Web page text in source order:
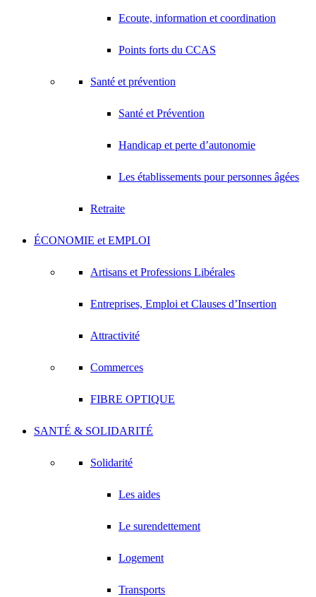
Ecoute, information et coordination
Points forts du CCAS
Santé et prévention
Santé et Prévention
Handicap et perte d’autonomie
Les établissements pour personnes âgées
Retraite
ÉCONOMIE et EMPLOI
Artisans et Professions Libérales
Entreprises, Emploi et Clauses d’Insertion
Attractivité
Commerces
FIBRE OPTIQUE
SANTÉ & SOLIDARITÉ
Solidarité
Les aides
Le surendettement
Logement
Transports